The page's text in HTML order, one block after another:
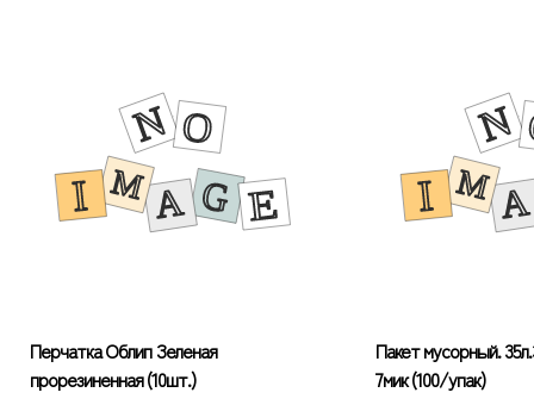
Перчатка Облип Зеленая
прорезиненная (10шт.)
Пакет мусорный.
7мик (100/упак)